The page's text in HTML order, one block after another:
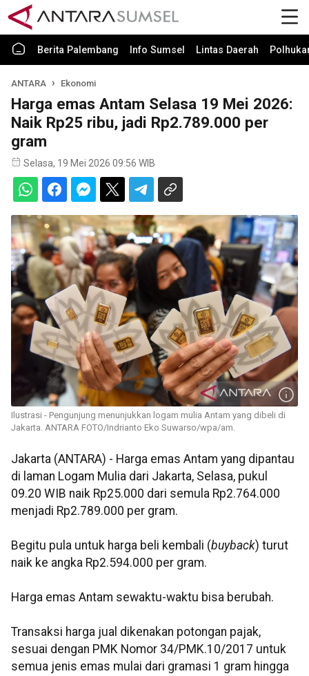
Berita Palembang Info Sumsel Lintas Daerah
ANTARA Ekonomi
Harga emas Antam Selasa 19 Mei 2026:
Naik Rp25 ribu, jadi Rp2.789.000 per
gram
Selasa, 19 Mei 2026 09:56 WIB
Ilustrasi - Pengunjung menunjukkan logam mulia Antam yang dibeli di
Jakarta. ANTARA FOTO/Indrianto Eko Suwarso/wpa/am.
Jakarta (ANTARA) - Harga emas Antam yang dipantau
di laman Logam Mulia dari Jakarta, Selasa, pukul
09.20 WIB naik Rp25.000 dari semula Rp2.764.000
menjadi Rp2.789.000 per gram.
Begitu pula untuk harga beli kembali (buyback) turut
naik ke angka Rp2.594.000 per gram.
Harga emas Antam sewaktu-waktu bisa berubah.
Transaksi harga jual dikenakan potongan pajak,
sesuai dengan PMK Nomor 34/PMK.10/2017 untuk
semua jenis emas mulai dari gramasi 1 gram hingga